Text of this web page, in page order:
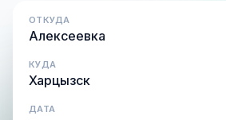
ОТКУДА
КУДА
ДАТА